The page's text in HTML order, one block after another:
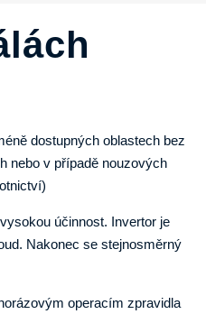
dostupných oblastech bez
nebo v případě nouzových
účinnost. Invertor je
Nakonec se stejnosměrný
operacím zpravidla